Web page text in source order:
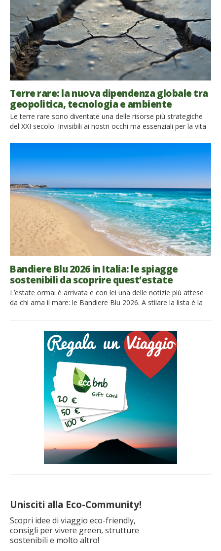
Unisciti alla Eco-Community!
Scopri idee di viaggio eco-friendly,
consigli per vivere green, strutture
sostenibili e molto altro!
Terre rare: la nuova dipendenza globale tra
geopolitica, tecnologia e ambiente
Le terre rare sono diventate una delle risorse più strategiche
del XXI secolo. Invisibili ai nostri occhi ma essenziali per la vita
artificiale, auto elettriche, turbine eoliche e sistemi di difesa
avanzati. Oggi sono al centro di una competizione globale che
intreccia geopolitica, tecnologia e transizione energetica. Ma
dietro questa […]
Bandiere Blu 2026 in Italia: le spiagge
sostenibili da scoprire quest’estate
L’estate ormai è arrivata e con lei una delle notizie più attese
da chi ama il mare: le Bandiere Blu 2026. A stilare la lista è la
delle acque, gestione ambientale, servizi e sicurezza secondo
criteri precisi e verificabili. Le Bandiere Blu rappresentano
dunque una guida utile per […]